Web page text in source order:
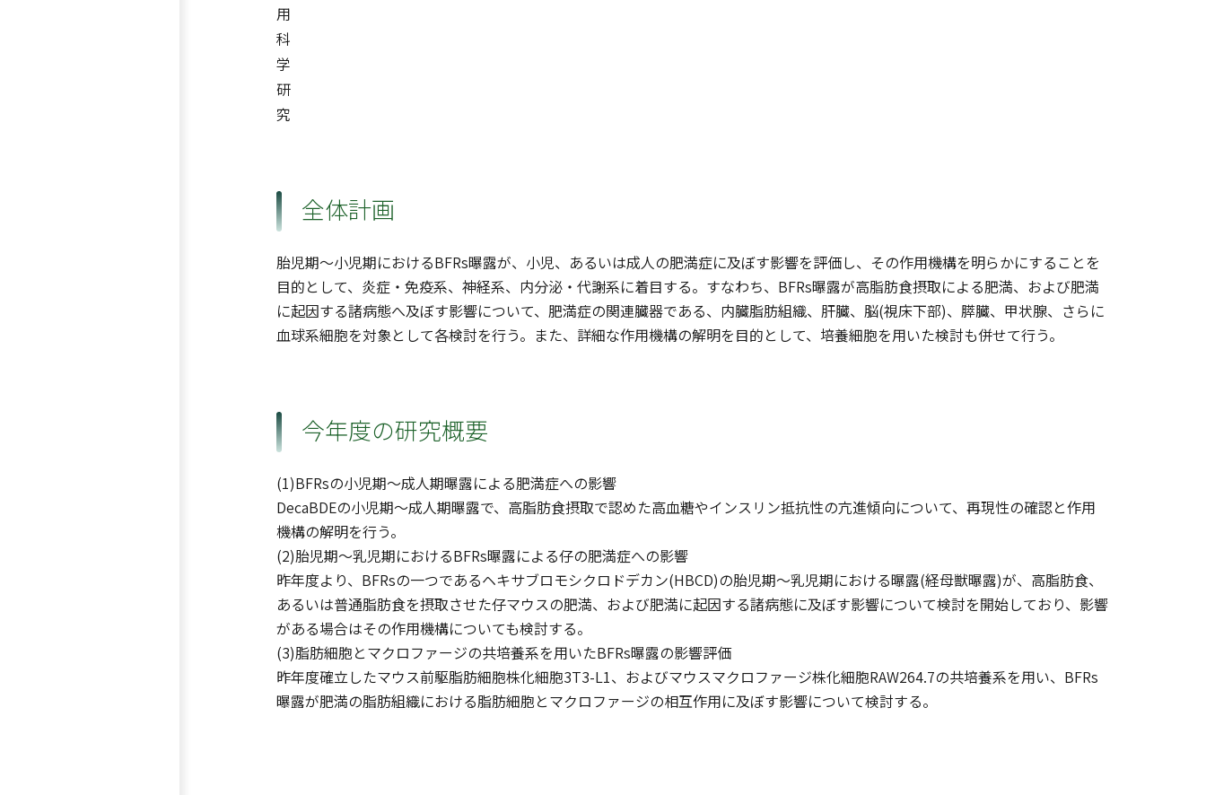
用
科
学
研
究
全体計画
胎児期〜小児期におけるBFRs曝露が、小児、あるいは成人の肥満症に及ぼす影響を評価し、その作用機構を明らかにすることを
目的として、炎症・免疫系、神経系、内分泌・代謝系に着目する。すなわち、BFRs曝露が高脂肪食摂取による肥満、および肥満
に起因する諸病態へ及ぼす影響について、肥満症の関連臓器である、内臓脂肪組織、肝臓、脳(視床下部)、膵臓、甲状腺、さらに
血球系細胞を対象として各検討を行う。また、詳細な作用機構の解明を目的として、培養細胞を用いた検討も併せて行う。
今年度の研究概要
(1)BFRsの小児期〜成人期曝露による肥満症への影響
DecaBDEの小児期〜成人期曝露で、高脂肪食摂取で認めた高血糖やインスリン抵抗性の亢進傾向について、再現性の確認と作用
機構の解明を行う。
(2)胎児期〜乳児期におけるBFRs曝露による仔の肥満症への影響
昨年度より、BFRsの一つであるヘキサブロモシクロドデカン(HBCD)の胎児期〜乳児期における曝露(経母獣曝露)が、高脂肪食、
あるいは普通脂肪食を摂取させた仔マウスの肥満、および肥満に起因する諸病態に及ぼす影響について検討を開始しており、影響
がある場合はその作用機構についても検討する。
(3)脂肪細胞とマクロファージの共培養系を用いたBFRs曝露の影響評価
昨年度確立したマウス前駆脂肪細胞株化細胞3T3-L1、およびマウスマクロファージ株化細胞RAW264.7の共培養系を用い、BFRs
曝露が肥満の脂肪組織における脂肪細胞とマクロファージの相互作用に及ぼす影響について検討する。